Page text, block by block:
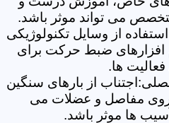
می تواند موثر باشد.
از وسایل تکنولوژیکی
افزارهای ضبط حرکت برای
فعالیت ها.
از بارهای سنگین
روی مفاصل و عضلات می
ها موثر باشد.